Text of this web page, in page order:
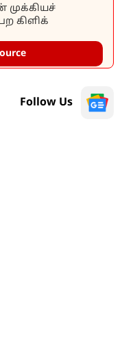
முக்கியச்
கிளிக்
Follow Us